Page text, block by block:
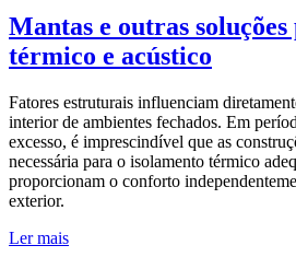
Mantas e outras
térmico e acústico
Fatores estruturais influenciam
interior de ambientes fechados. Em
excesso, é imprescindível que as
necessária para o isolamento térmico
proporcionam o conforto
exterior.
Ler mais